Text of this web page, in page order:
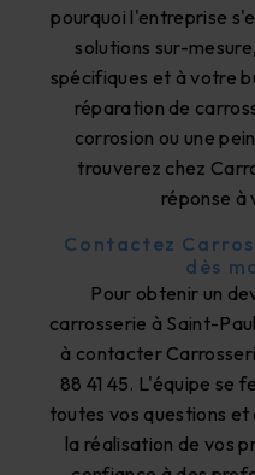
pourquoi l'entreprise
solutions sur-
spécifiques et à votre
réparation de
corrosion ou une
trouverez chez
réponse à
Contactez
dès
Pour obtenir un
carrosserie à Saint-
à contacter
88 41 45. L'équipe se
toutes vos questions
la réalisation de vos